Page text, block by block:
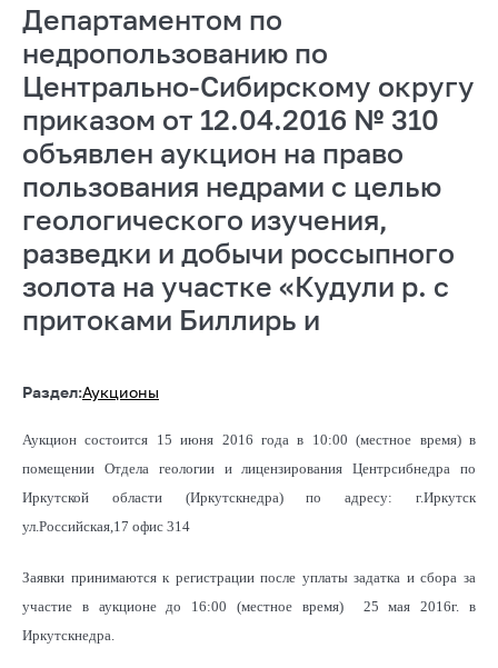
Департаментом по
недропользованию по
Центрально-Сибирскому округу
приказом от 12.04.2016 № 310
объявлен аукцион на право
пользования недрами с целью
геологического изучения,
разведки и добычи россыпного
золота на участке «Кудули р. с
притоками Биллирь и
Раздел:Аукционы
Аукцион состоится 15 июня 2016 года в 10:00 (местное время) в
помещении Отдела геологии и лицензирования Центрсибнедра по
Иркутской области (Иркутскнедра) по адресу: г.Иркутск
ул.Российская,17 офис 314
Заявки принимаются к регистрации после уплаты задатка и сбора за
участие в аукционе до 16:00 (местное время) 25 мая 2016г. в
Иркутскнедра.